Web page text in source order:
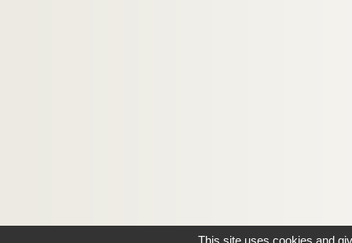
This site uses cookies and